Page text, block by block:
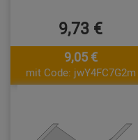
9,73 €
9,05 €
mit Code: jwY4FC7G2m